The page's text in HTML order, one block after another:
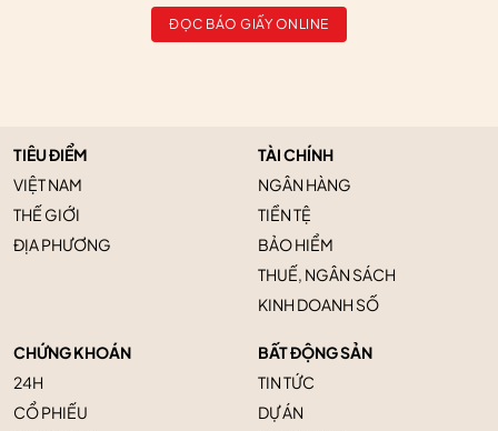
ĐỌC BÁO GIẤY ONLINE
TIÊU ĐIỂM
VIỆT NAM
THẾ GIỚI
ĐỊA PHƯƠNG
TÀI CHÍNH
NGÂN HÀNG
TIỀN TỆ
BẢO HIỂM
THUẾ, NGÂN SÁCH
KINH DOANH SỐ
CHỨNG KHOÁN
24H
CỔ PHIẾU
BẤT ĐỘNG SẢN
TIN TỨC
DỰ ÁN